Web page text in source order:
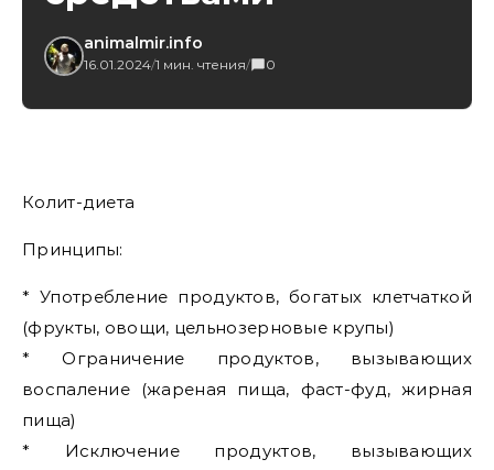
animalmir.info
16.01.2024/1 мин. чтения/ 0
Колит-диета
Принципы:
* Употребление продуктов, богатых клетчаткой
(фрукты, овощи, цельнозерновые крупы)
* Ограничение продуктов, вызывающих
воспаление (жареная пища, фаст-фуд, жирная
пища)
* Исключение продуктов, вызывающих